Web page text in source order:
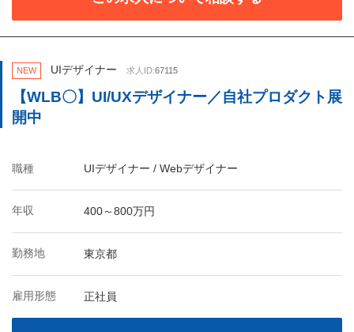
NEW UIデザイナー 求人ID:67115
【WLB〇】UI/UXデザイナー／自社プロダクト展
開中
職種 UIデザイナー / Webデザイナー
年収 400～800万円
勤務地 東京都
雇用形態 正社員